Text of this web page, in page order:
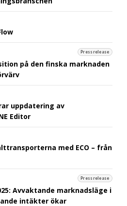
Pressrelease
på den finska marknaden
uppdatering av
Editor
med ECO – från
Pressrelease
Avvaktande marknadsläge i
intäkter ökar